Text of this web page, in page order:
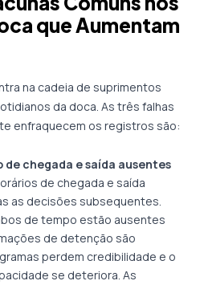
que Aumentam
na cadeia de suprimentos
da doca. As três falhas
enfraquecem os registros são:
de chegada e saída ausentes
de chegada e saída
as decisões subsequentes.
de tempo estão ausentes
de detenção são
perdem credibilidade e o
se deteriora. As